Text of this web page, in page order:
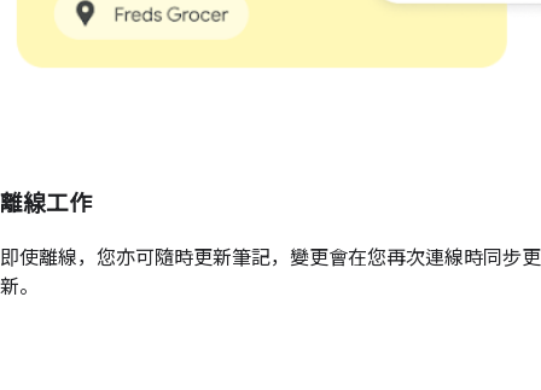
離線工作
即使離線，您亦可隨時更新筆記，變更會在您再次連線時同步更
新。